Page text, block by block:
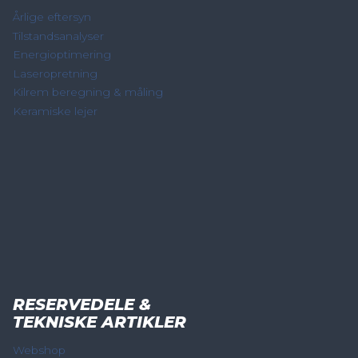
Årlige eftersyn
Tilstandsanalyser
Energioptimering
Laseropretning
Kilrem beregning & måling
Keramiske lejer
RESERVEDELE &
TEKNISKE ARTIKLER
Webshop